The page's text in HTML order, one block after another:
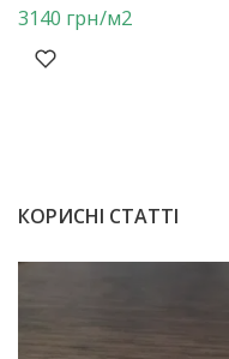
3140 грн/м2
КОРИСНІ СТАТТІ